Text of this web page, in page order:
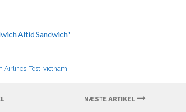
Altid Sandwich"
Airlines ,Test ,vietnam
NÆSTE ARTIKEL